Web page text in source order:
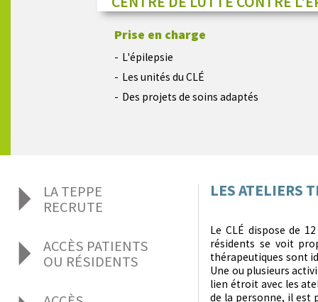
Prise en charge
L'épilepsie
Les unités du CLÉ
Des projets de soins adaptés
LA TEPPE
RECRUTE
Zoom sur nos métiers
Notre projet social
ACCÈS PATIENTS
OU RÉSIDENTS
Les structures de La Teppe
LES ATELIERS
Le CLÉ dispose de
résidents se voit
thérapeutiques sont
Une ou plusieurs
lien étroit avec les
de la personne, il est